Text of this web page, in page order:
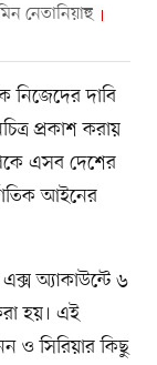
নেতানিয়াহু
নিজেদের দাবি
প্রকাশ করায়
এসব দেশের
আইনের
এক্স অ্যাকাউন্টে ৬
হয়। এই
ও সিরিয়ার কিছু